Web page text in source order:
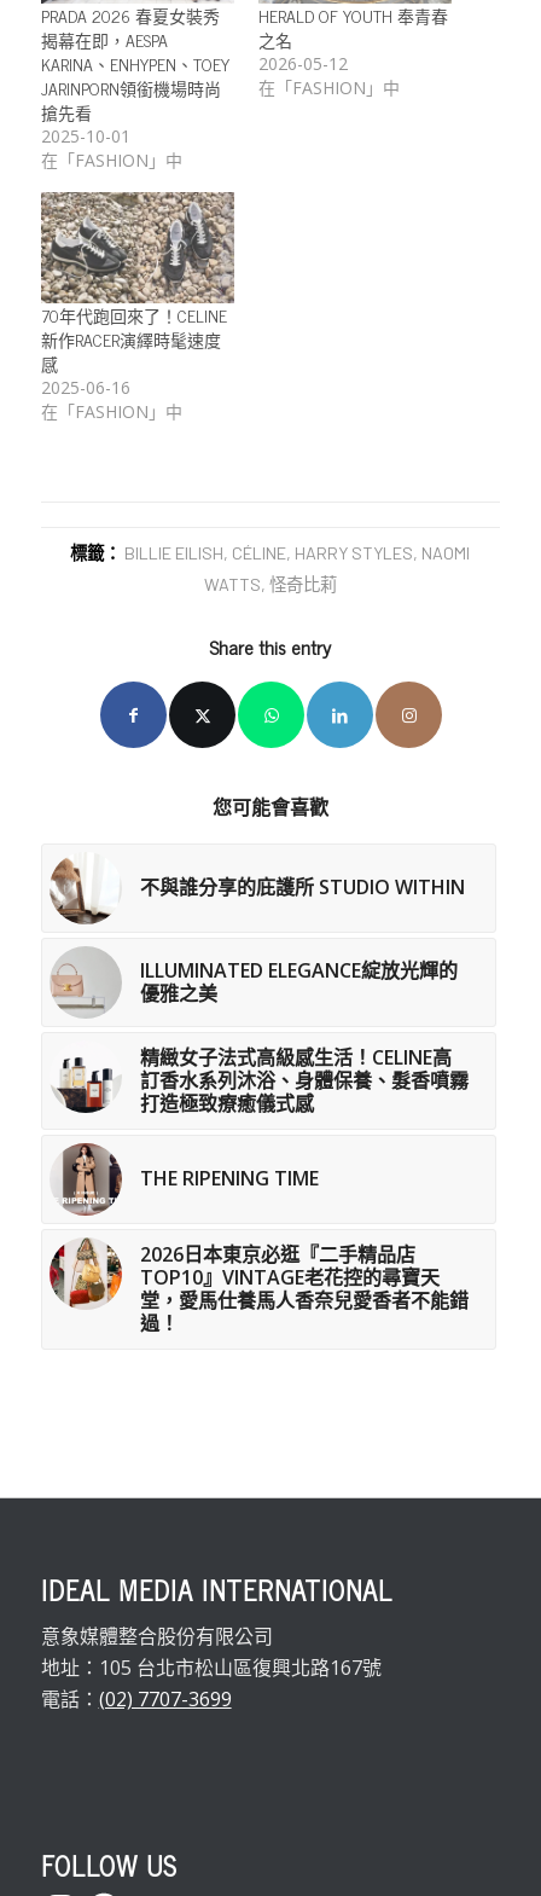
PRADA 2026 春夏女裝秀
揭幕在即，AESPA
KARINA、ENHYPEN、TOEY
JARINPORN領銜機場時尚
搶先看
2025-10-01
在「FASHION」中
HERALD OF YOUTH 奉青春
之名
2026-05-12
在「FASHION」中
70年代跑回來了！CELINE
新作RACER演繹時髦速度
感
2025-06-16
在「FASHION」中
標籤： BILLIE EILISH, CÉLINE, HARRY STYLES, NAOMI
WATTS, 怪奇比莉
Share this entry
您可能會喜歡
不與誰分享的庇護所 STUDIO WITHIN
ILLUMINATED ELEGANCE綻放光輝的
優雅之美
精緻女子法式高級感生活！CELINE高
訂香水系列沐浴、身體保養、髮香噴霧
打造極致療癒儀式感
THE RIPENING TIME
2026日本東京必逛『二手精品店
TOP10』VINTAGE老花控的尋寶天
堂，愛馬仕養馬人香奈兒愛香者不能錯
過！
IDEAL MEDIA INTERNATIONAL
意象媒體整合股份有限公司
地址：105 台北市松山區復興北路167號
電話： (02) 7707-3699
FOLLOW US